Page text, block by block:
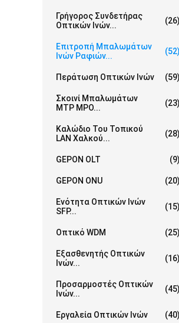
Γρήγορος Συνδετήρας
Οπτικών Ινών...
(26)
Επιτροπή Μπαλωμάτων
Ινών Ραφιών...
(52)
Περάτωση Οπτικών Ινών (59)
Σκοινί Μπαλωμάτων
MTP MPO...
(23)
Καλώδιο Του Τοπικού
LAN Χαλκού...
(28)
GEPON OLT (9)
GEPON ONU (20)
Ενότητα Οπτικών Ινών
SFP...
(15)
Οπτικό WDM (25)
Εξασθενητής Οπτικών
Ινών...
(16)
Προσαρμοστές Οπτικών
Ινών...
(45)
Εργαλεία Οπτικών Ινών (40)